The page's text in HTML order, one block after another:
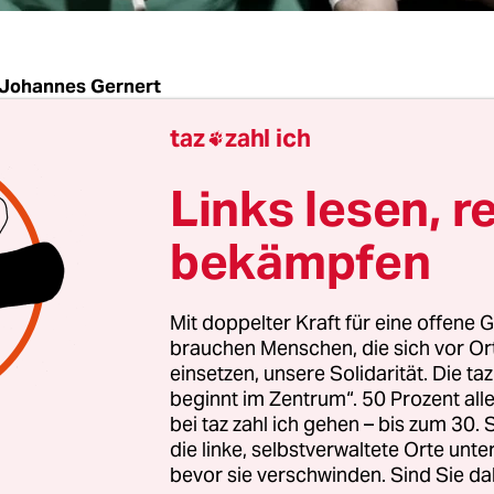
Gernert
man Grenzen überschreitet, desto mehr
die Leute es überhaupt merken. Die
seit einigen Jahren aus verschiedenst
Sprachunfug. Jetzt erscheint
fürs Gehirn". Vor den Aufnahmen, erzählt
der drei MCs, hätten sie sich Sorgen gemacht,
"allmählich langweilig" wird. "Wir
sind zu konsens, wir brauchen mal einen
Song. Da haben wir den geschrieben."
taz zahl ich
Links lesen,
bekämpfen
Mit doppelter Kraft für eine offene
brauchen Menschen, die sich vor
einsetzen, unsere Solidarität. Die
beginnt im Zentrum“. 50 Prozent
bei taz zahl ich gehen – bis zum
die linke, selbstverwaltete Orte
bevor sie verschwinden. Sind Sie